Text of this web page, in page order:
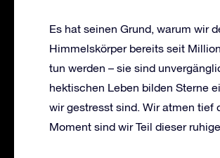
Es hat seinen Grund, warum wir
Himmelskörper bereits seit
tun werden – sie sind
hektischen Leben bilden Sterne
wir gestresst sind. Wir atmen tief
Moment sind wir Teil dieser